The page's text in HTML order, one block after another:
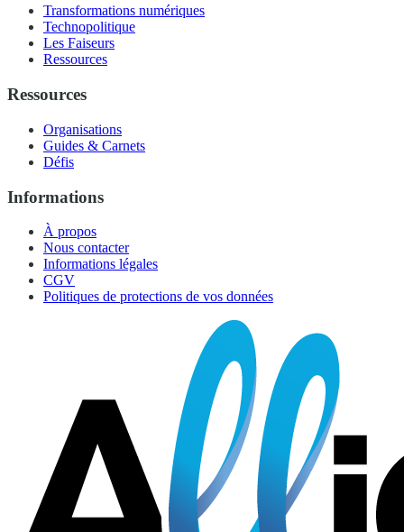
Transformations numériques
Technopolitique
Les Faiseurs
Ressources
Ressources
Organisations
Guides & Carnets
Défis
Informations
À propos
Nous contacter
Informations légales
CGV
Politiques de protections de vos données